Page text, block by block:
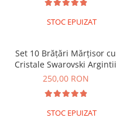
Coliere Transparente Diverse
Lănțișoare cu Inimioare
Lănțișoare cu Cruce
Lănțișoare cu Stea
Lănțișoare cu Soare
Lănțișoare cu Semilună
STOC EPUIZAT
Set 10 Brățări Mărțisor cu
Cristale Swarovski Argintii
250,00 RON
STOC EPUIZAT